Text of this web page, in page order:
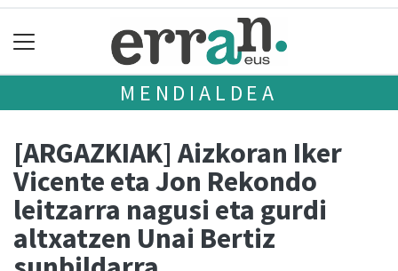
MENDIALDEA
[ARGAZKIAK] Aizkoran Iker
Vicente eta Jon Rekondo
leitzarra nagusi eta gurdi
altxatzen Unai Bertiz